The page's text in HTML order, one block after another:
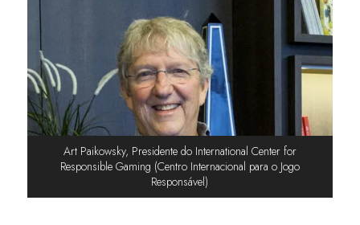
Art Paikowsky, Presidente do International Center for
Responsible Gaming (Centro Internacional para o Jogo
Responsável)